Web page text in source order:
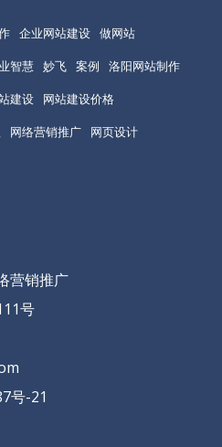
企业网站建设 做网站
智慧 妙飞 案例
洛阳网站制作
建设
网站建设价格
网络营销推广
网页设计
营销推广
号
号-21